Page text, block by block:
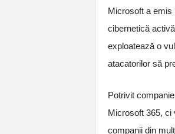
Microsoft a emis
cibernetică
exploatează o
atacatorilor să
Potrivit
Microsoft 365, ci
companii din